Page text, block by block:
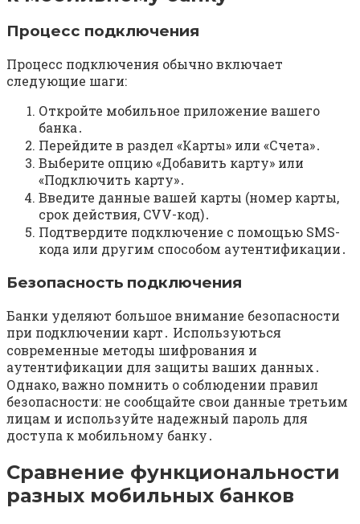
Процесс подключения
Процесс подключения обычно включает
следующие шаги:
Откройте мобильное приложение вашего
банка․
Перейдите в раздел «Карты» или «Счета»․
Выберите опцию «Добавить карту» или
«Подключить карту»․
Введите данные вашей карты (номер карты,
срок действия, CVV-код)․
Подтвердите подключение с помощью SMS-
кода или другим способом аутентификации․
Безопасность подключения
Банки уделяют большое внимание безопасности
при подключении карт․ Используються
современные методы шифрования и
аутентификации для защиты ваших данных․
Однако, важно помнить о соблюдении правил
безопасности: не сообщайте свои данные третьим
лицам и используйте надежный пароль для
доступа к мобильному банку․
Сравнение функциональности
разных мобильных банков